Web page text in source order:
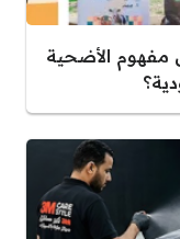
مفهوم الأضحية